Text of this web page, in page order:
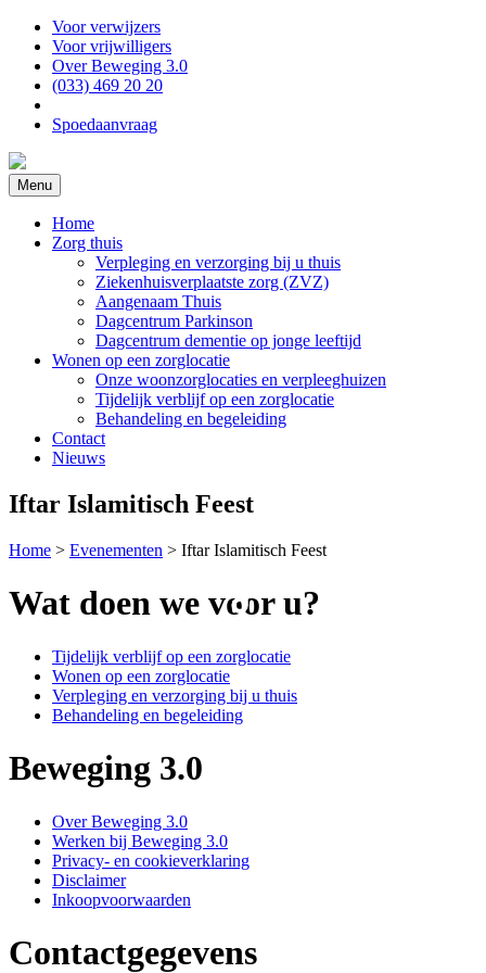
Voor verwijzers
Voor vrijwilligers
Over Beweging 3.0
(033) 469 20 20
Spoedaanvraag
Menu
Home
Zorg thuis
Verpleging en verzorging bij u thuis
Ziekenhuisverplaatste zorg (ZVZ)
Aangenaam Thuis
Dagcentrum Parkinson
Dagcentrum dementie op jonge leeftijd
Wonen op een zorglocatie
Onze woonzorglocaties en verpleeghuizen
Tijdelijk verblijf op een zorglocatie
Behandeling en begeleiding
Contact
Nieuws
Iftar Islamitisch Feest
Home > Evenementen > Iftar Islamitisch Feest
Wat doen we voor u?
Tijdelijk verblijf op een zorglocatie
Wonen op een zorglocatie
Verpleging en verzorging bij u thuis
Behandeling en begeleiding
Beweging 3.0
Over Beweging 3.0
Werken bij Beweging 3.0
Privacy- en cookieverklaring
Disclaimer
Inkoopvoorwaarden
Contactgegevens